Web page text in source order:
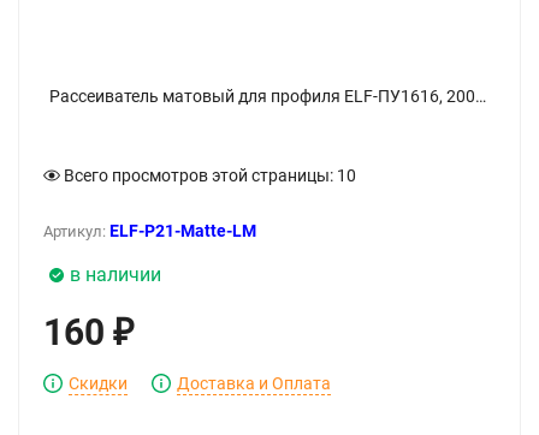
Рассеиватель матовый для профиля ELF-ПУ1616, 2000мм - фото
Всего просмотров этой страницы: 10
Артикул: ELF-Р21-Matte-LM
в наличии
160 ₽
Скидки Доставка и Оплата